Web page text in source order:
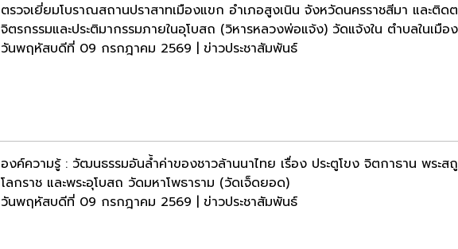
ตรวจเยี่ยมโบราณสถานปราสาทเมืองแขก อำเภอสูงเนิน จังหวัดนครราชสีมา และติด
จิตรกรรมและประติมากรรมภายในอุโบสถ (วิหารหลวงพ่อแจ้ง) วัดแจ้งใน ตำบลในเมื
วันพฤหัสบดีที่ 09 กรกฎาคม 2569 | ข่าวประชาสัมพันธ์
องค์ความรู้ : วัฒนธรรมอันล้ำค่าของชาวล้านนาไทย เรื่อง ประตูโขง จิตกาธาน พระส
โลกราช และพระอุโบสถ วัดมหาโพธาราม (วัดเจ็ดยอด)
วันพฤหัสบดีที่ 09 กรกฎาคม 2569 | ข่าวประชาสัมพันธ์